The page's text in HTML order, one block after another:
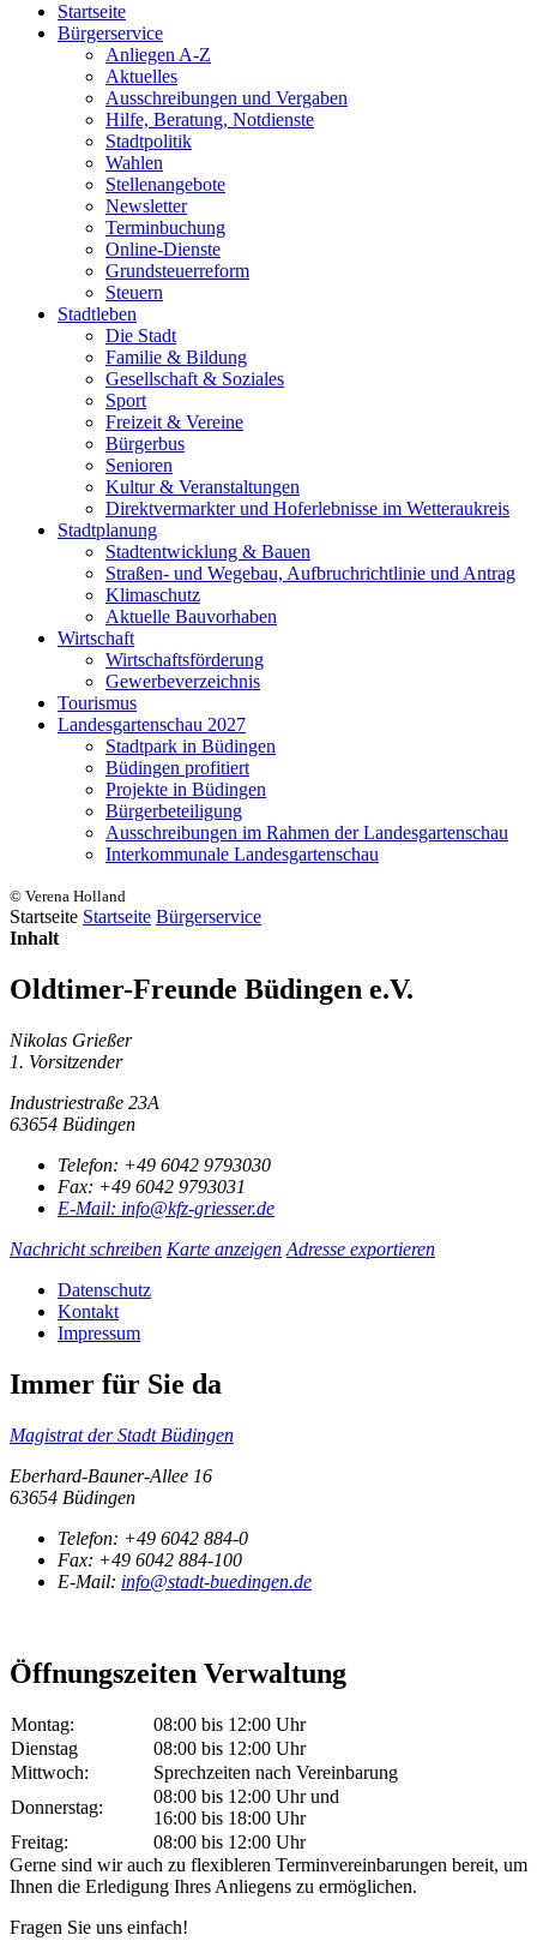
Startseite
Bürgerservice
Anliegen A-Z
Aktuelles
Ausschreibungen und Vergaben
Hilfe, Beratung, Notdienste
Stadtpolitik
Wahlen
Stellenangebote
Newsletter
Terminbuchung
Online-Dienste
Grundsteuerreform
Steuern
Stadtleben
Die Stadt
Familie & Bildung
Gesellschaft & Soziales
Sport
Freizeit & Vereine
Bürgerbus
Senioren
Kultur & Veranstaltungen
Direktvermarkter und Hoferlebnisse im Wetteraukreis
Stadtplanung
Stadtentwicklung & Bauen
Straßen- und Wegebau, Aufbruchrichtlinie und Antrag
Klimaschutz
Aktuelle Bauvorhaben
Wirtschaft
Wirtschaftsförderung
Gewerbeverzeichnis
Tourismus
Landesgartenschau 2027
Stadtpark in Büdingen
Büdingen profitiert
Projekte in Büdingen
Bürgerbeteiligung
Ausschreibungen im Rahmen der Landesgartenschau
Interkommunale Landesgartenschau
© Verena Holland
Startseite Startseite Bürgerservice
Inhalt
Oldtimer-Freunde Büdingen e.V.
Nikolas Grießer
1. Vorsitzender
Industriestraße 23A
63654 Büdingen
Telefon: +49 6042 9793030
Fax: +49 6042 9793031
E-Mail: info@kfz-griesser.de
Nachricht schreiben Karte anzeigen Adresse exportieren
Datenschutz
Kontakt
Impressum
Immer für Sie da
Magistrat der Stadt Büdingen
Eberhard-Bauner-Allee 16
63654 Büdingen
Telefon: +49 6042 884-0
Fax: +49 6042 884-100
E-Mail: info@stadt-buedingen.de
Öffnungszeiten Verwaltung
Montag:
08:00 bis 12:00 Uhr
Dienstag
08:00 bis 12:00 Uhr
Mittwoch:
Sprechzeiten nach Vereinbarung
Donnerstag:
08:00 bis 12:00 Uhr und
16:00 bis 18:00 Uhr
Freitag:
08:00 bis 12:00 Uhr
Gerne sind wir auch zu flexibleren Terminvereinbarungen bereit, um
Ihnen die Erledigung Ihres Anliegens zu ermöglichen.
Fragen Sie uns einfach!